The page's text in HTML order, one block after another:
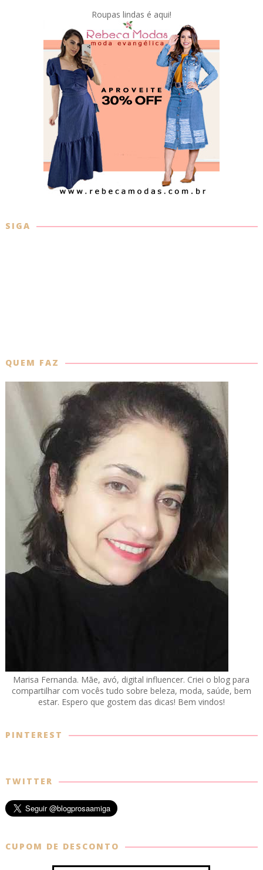
Roupas lindas é aqui!
SIGA
QUEM FAZ
Marisa Fernanda. Mãe, avó, digital influencer. Criei o blog para
compartilhar com vocês tudo sobre beleza, moda, saúde, bem
estar. Espero que gostem das dicas! Bem vindos!
PINTEREST
TWITTER
CUPOM DE DESCONTO